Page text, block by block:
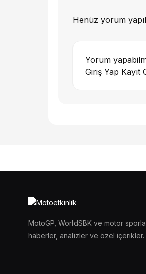
Henüz yorum
Yorum
Giriş Yap Kayıt
MotoGP, WorldSBK ve motor
haberler, analizler ve özel içerikler.